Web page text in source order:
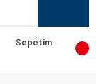
Sepetim